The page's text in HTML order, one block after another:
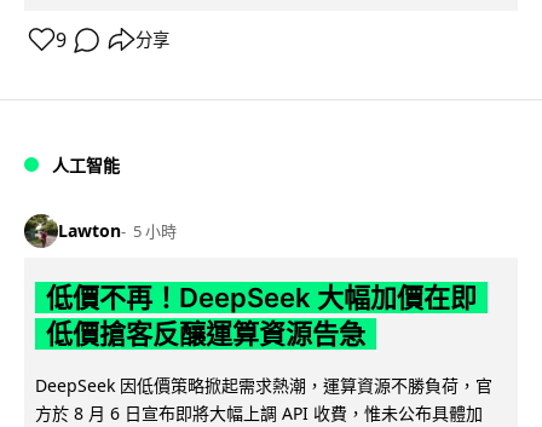
9 分享
人工智能
Lawton 5 小時
低價不再！DeepSeek 大幅加價在即
低價搶客反釀運算資源告急
DeepSeek 因低價策略掀起需求熱潮，運算資源不勝負荷，官
方於 8 月 6 日宣布即將大幅上調 API 收費，惟未公布具體加